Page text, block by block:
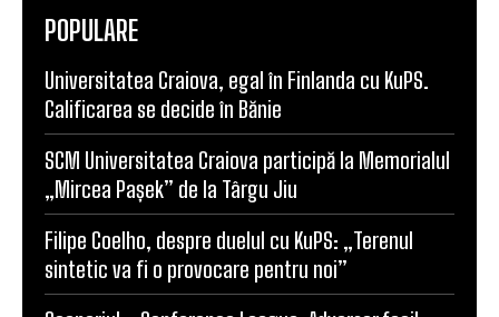
POPULARE
Universitatea Craiova, egal în Finlanda cu KuPS.
Calificarea se decide în Bănie
SCM Universitatea Craiova participă la Memorialul
„Mircea Pașek” de la Târgu Jiu
Filipe Coelho, despre duelul cu KuPS: „Terenul
sintetic va fi o provocare pentru noi”